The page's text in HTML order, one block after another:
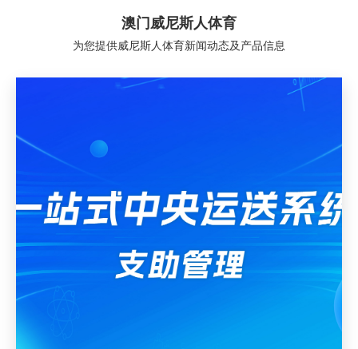
澳门威尼斯人体育
为您提供威尼斯人体育新闻动态及产品信息